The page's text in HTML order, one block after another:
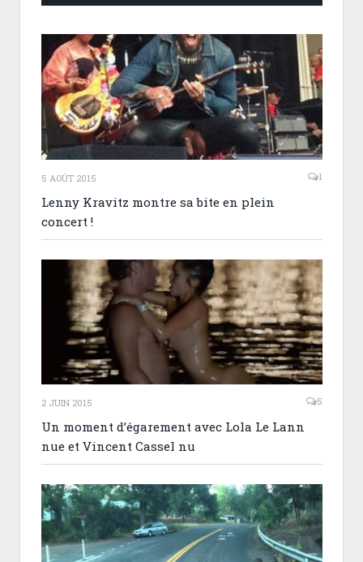
5 AOÛT 2015 1
Lenny Kravitz montre sa bite en plein
concert !
2 JUIN 2015 5
Un moment d’égarement avec Lola Le Lann
nue et Vincent Cassel nu